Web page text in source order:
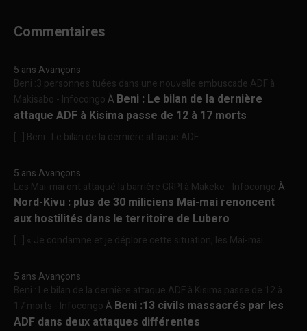
Commentaires
5 ans Avançons
Beni :3 personnes tuées dans une nouvelle embuscade ADF à
Makisabo - InfocongoÀ Beni : Le bilan de la dernière
attaque ADF à Kisima passe de 12 à 17 morts
[…] Beni : Le bilan de la dernière attaque ADF...
5 ans Avançons
Les Mai-mai ont attaqué la barrière GRPI à Makeke - InfocongoÀ
Nord-Kivu : plus de 30 miliciens Mai-mai renoncent
aux hostilités dans le territoire de Lubero
[…] « Je condamne et je déplore cette situation, les Mai-mai...
5 ans Avançons
Beni : Le bilan de la dernière attaque ADF à Kisima passe de 12 à
17 morts - InfocongoÀ Beni :13 civils massacrés par les
ADF dans deux attaques différentes